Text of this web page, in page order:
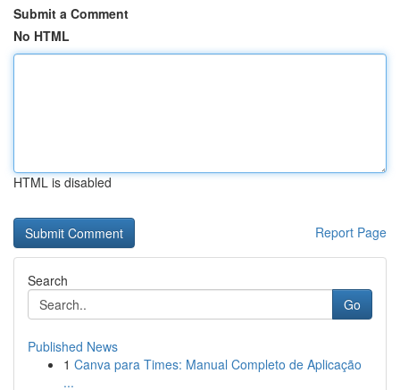
Submit a Comment
No HTML
HTML is disabled
Report Page
Search
Go
Published News
1 Canva para Times: Manual Completo de Aplicação
...